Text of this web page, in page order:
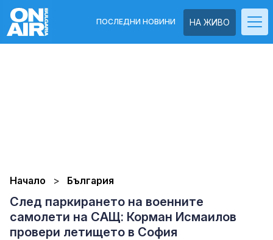
НА ЖИВО
ПОСЛЕДНИ НОВИНИ
Начало България
След паркирането на военните
самолети на САЩ: Корман Исмаилов
провери летището в София